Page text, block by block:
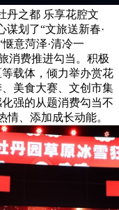
丹之都 乐享花腔文
谋划了“文旅送新春·
意菏泽·清冷一
消费推进勾当。积极
载体，倾力举办赏花
美食大赛、文创市集
强的从题消费勾当不
情、添加成长动能。